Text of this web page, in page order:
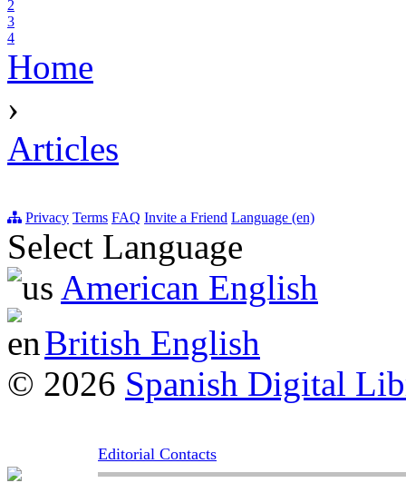
2
3
4
Home
›
Articles
Privacy Terms FAQ Invite a Friend Language (en)
Select Language
American English
British English
© 2026 Spanish Digital
Editorial Contacts